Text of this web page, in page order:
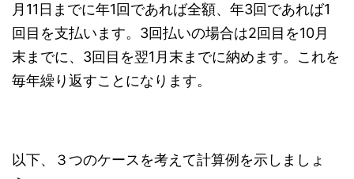
月11日までに年1回であれば全額、年3回であれば1
回目を支払います。3回払いの場合は2回目を10月
末までに、3回目を翌1月末までに納めます。これを
毎年繰り返すことになります。
以下、３つのケースを考えて計算例を示しましょ